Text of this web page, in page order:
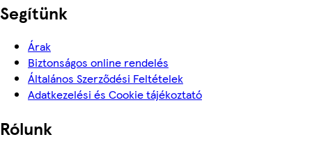
Segítünk
Árak
Biztonságos online rendelés
Általános Szerződési Feltételek
Adatkezelési és Cookie tájékoztató
Rólunk